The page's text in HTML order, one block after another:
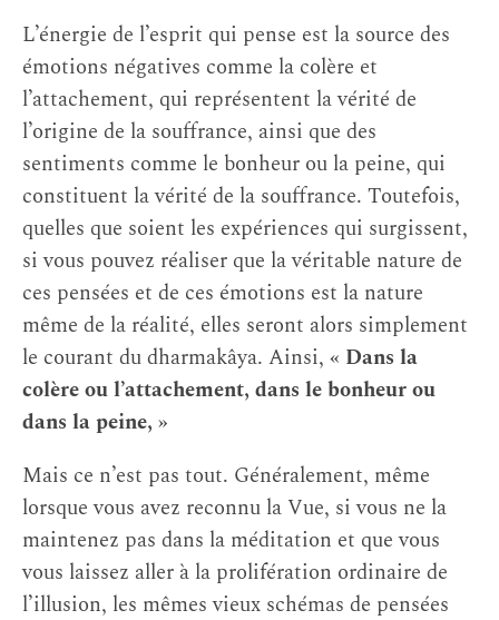
L’énergie de l’esprit qui pense est la source des
émotions négatives comme la colère et
l’attachement, qui représentent la vérité de
l’origine de la souffrance, ainsi que des
sentiments comme le bonheur ou la peine, qui
constituent la vérité de la souffrance. Toutefois,
quelles que soient les expériences qui surgissent,
si vous pouvez réaliser que la véritable nature de
ces pensées et de ces émotions est la nature
même de la réalité, elles seront alors simplement
le courant du dharmakâya. Ainsi, « Dans la
colère ou l’attachement, dans le bonheur ou
dans la peine, »
Mais ce n’est pas tout. Généralement, même
lorsque vous avez reconnu la Vue, si vous ne la
maintenez pas dans la méditation et que vous
vous laissez aller à la prolifération ordinaire de
l’illusion, les mêmes vieux schémas de pensées